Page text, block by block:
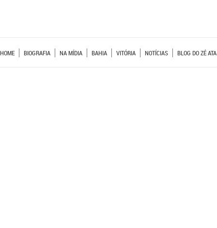
HOME BIOGRAFIA NA MÍDIA BAHIA VITÓRIA NOTÍCIAS BLOG DO ZÉ